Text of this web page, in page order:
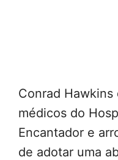
Conrad
médicos do
Encantador e
de adotar uma